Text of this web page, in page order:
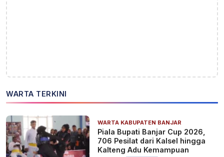
WARTA TERKINI
WARTA KABUPATEN BANJAR
Piala Bupati Banjar Cup 2026,
706 Pesilat dari Kalsel hingga
Kalteng Adu Kemampuan